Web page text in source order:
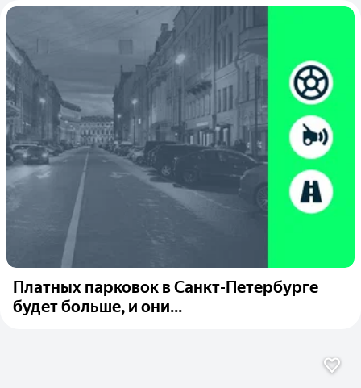
Платных парковок в Санкт-Петербурге
будет больше, и они...